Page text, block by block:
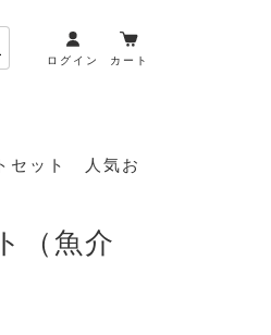
パークリング
・ブランデー
ラフトビール
ログイン カート
セット 人気お
（魚介